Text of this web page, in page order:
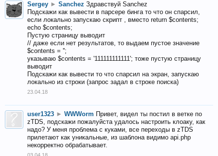
Sergey ► Sanchez Здравствуй Sanchez
Подскажи как вывести в парсере бинга то что он спарсил,
если локально запускаю скрипт , вместо return $contents;
echo $contents;
Пустую страницу выводит
// даже если нет результатов, то выдаем пустое значение
$contents = '';
указываю $contents = '111111111111'; тоже пустую страницу
выводит
Подскажи как вывести то что спарсил на экран, запускаю
локально из строки (запрос задал в строке поиска)
23.04.18
user1323 ► WWWorm Привет, видел ты постил в ветке по
zTDS, подскажи пожалуйста удалось настроить клоаку, как
надо? У меня проблема с куками, все переходы в zTDS
прилетают как уникальные, из шаблона видимо api.php
некорректно обрабатывает.